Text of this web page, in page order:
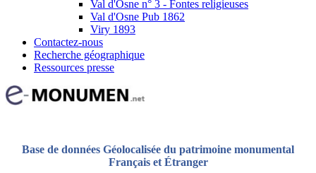
Val d'Osne n° 3 - Fontes religieuses
Val d'Osne Pub 1862
Viry 1893
Contactez-nous
Recherche géographique
Ressources presse
Base de données Géolocalisée du patrimoine monumental
Français et Étranger